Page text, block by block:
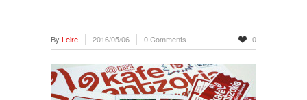
By Leire 2016/05/06 0 Comments 0